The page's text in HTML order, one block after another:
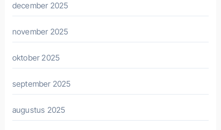
december 2025
november 2025
oktober 2025
september 2025
augustus 2025